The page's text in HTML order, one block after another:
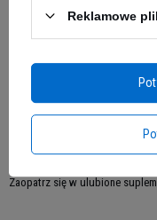
Zyskaj przewagę z
Zaopatrz się w ulubione
Reklamowe